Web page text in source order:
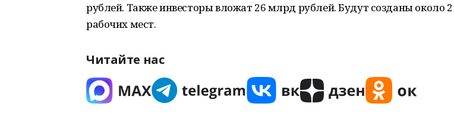
рублей. Также инвесторы вложат 26 млрд рублей. Будут созданы около
рабочих мест.
Читайте нас